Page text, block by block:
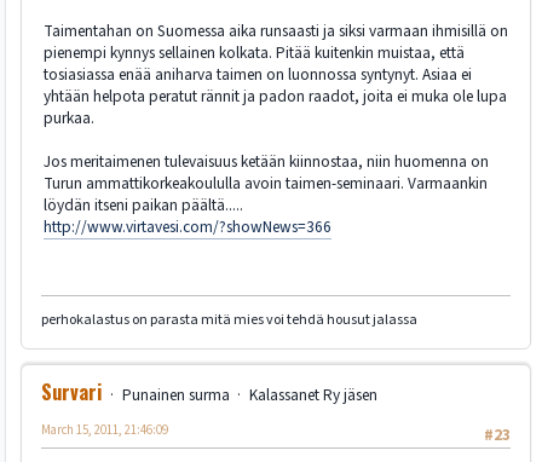
Taimentahan on Suomessa aika runsaasti ja siksi varmaan ihmisillä on
pienempi kynnys sellainen kolkata. Pitää kuitenkin muistaa, että
tosiasiassa enää aniharva taimen on luonnossa syntynyt. Asiaa ei
yhtään helpota peratut rännit ja padon raadot, joita ei muka ole lupa
purkaa.
Jos meritaimenen tulevaisuus ketään kiinnostaa, niin huomenna on
Turun ammattikorkeakoululla avoin taimen-seminaari. Varmaankin
löydän itseni paikan päältä.....
http://www.virtavesi.com/?showNews=366
perhokalastus on parasta mitä mies voi tehdä housut jalassa
Survari Punainen surma
Kalassanet Ry jäsen
#23
March 15, 2011, 21:46:09